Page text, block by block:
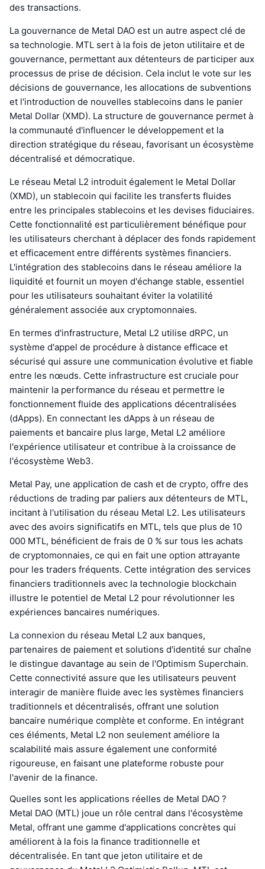
des transactions.
La gouvernance de Metal DAO est un autre aspect clé de
sa technologie. MTL sert à la fois de jeton utilitaire et de
gouvernance, permettant aux détenteurs de participer aux
processus de prise de décision. Cela inclut le vote sur les
décisions de gouvernance, les allocations de subventions
et l'introduction de nouvelles stablecoins dans le panier
Metal Dollar (XMD). La structure de gouvernance permet à
la communauté d'influencer le développement et la
direction stratégique du réseau, favorisant un écosystème
décentralisé et démocratique.
Le réseau Metal L2 introduit également le Metal Dollar
(XMD), un stablecoin qui facilite les transferts fluides
entre les principales stablecoins et les devises fiduciaires.
Cette fonctionnalité est particulièrement bénéfique pour
les utilisateurs cherchant à déplacer des fonds rapidement
et efficacement entre différents systèmes financiers.
L'intégration des stablecoins dans le réseau améliore la
liquidité et fournit un moyen d'échange stable, essentiel
pour les utilisateurs souhaitant éviter la volatilité
généralement associée aux cryptomonnaies.
En termes d'infrastructure, Metal L2 utilise dRPC, un
système d'appel de procédure à distance efficace et
sécurisé qui assure une communication évolutive et fiable
entre les nœuds. Cette infrastructure est cruciale pour
maintenir la performance du réseau et permettre le
fonctionnement fluide des applications décentralisées
(dApps). En connectant les dApps à un réseau de
paiements et bancaire plus large, Metal L2 améliore
l'expérience utilisateur et contribue à la croissance de
l'écosystème Web3.
Metal Pay, une application de cash et de crypto, offre des
réductions de trading par paliers aux détenteurs de MTL,
incitant à l'utilisation du réseau Metal L2. Les utilisateurs
avec des avoirs significatifs en MTL, tels que plus de 10
000 MTL, bénéficient de frais de 0 % sur tous les achats
de cryptomonnaies, ce qui en fait une option attrayante
pour les traders fréquents. Cette intégration des services
financiers traditionnels avec la technologie blockchain
illustre le potentiel de Metal L2 pour révolutionner les
expériences bancaires numériques.
La connexion du réseau Metal L2 aux banques,
partenaires de paiement et solutions d'identité sur chaîne
le distingue davantage au sein de l'Optimism Superchain.
Cette connectivité assure que les utilisateurs peuvent
interagir de manière fluide avec les systèmes financiers
traditionnels et décentralisés, offrant une solution
bancaire numérique complète et conforme. En intégrant
ces éléments, Metal L2 non seulement améliore la
scalabilité mais assure également une conformité
rigoureuse, en faisant une plateforme robuste pour
l'avenir de la finance.
Quelles sont les applications réelles de Metal DAO ?
Metal DAO (MTL) joue un rôle central dans l'écosystème
Metal, offrant une gamme d'applications concrètes qui
améliorent à la fois la finance traditionnelle et
décentralisée. En tant que jeton utilitaire et de